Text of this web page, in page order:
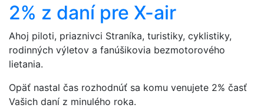
2% z daní pre X-air
Ahoj piloti, priaznivci Straníka, turistiky, cyklistiky,
rodinných výletov a fanúšikovia bezmotorového
lietania.
Opäť nastal čas rozhodnúť sa komu venujete 2% časť
Vašich daní z minulého roka.